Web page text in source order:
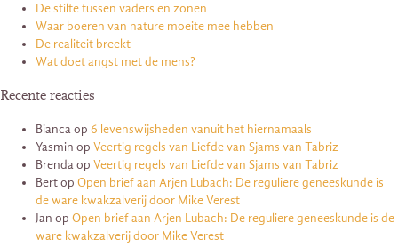
De stilte tussen vaders en zonen
Waar boeren van nature moeite mee hebben
De realiteit breekt
Wat doet angst met de mens?
Recente reacties
Biancaop 6 levenswijsheden vanuit het hiernamaals
Yasmin op Veertig regels van Liefde van Sjams van Tabriz
Brendaop Veertig regels van Liefde van Sjams van Tabriz
Bertop Open brief aan Arjen Lubach: De reguliere geneeskunde is
de ware kwakzalverij door Mike Verest
Jan op Open brief aan Arjen Lubach: De reguliere geneeskunde is de
ware kwakzalverij door Mike Verest